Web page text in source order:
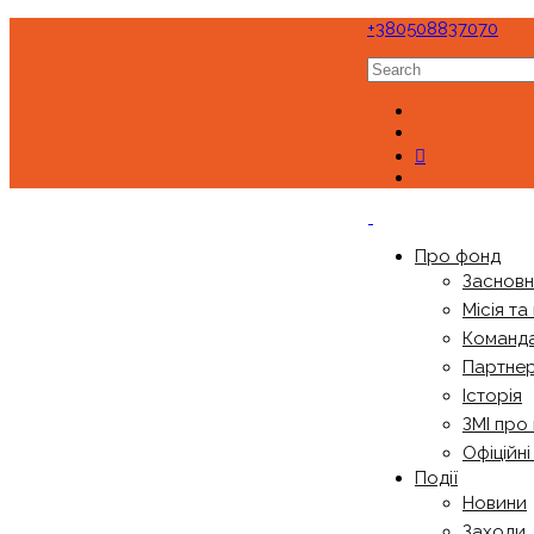
+380508837070
Про фонд
Місія та
Історія
ЗМІ про
Події
Новини